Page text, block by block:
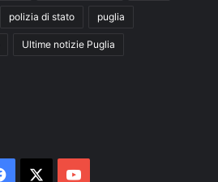
polizia di stato puglia
Ultime notizie Puglia
Facebook